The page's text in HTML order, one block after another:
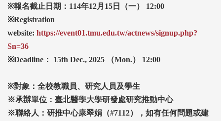
※報名截止日期：114年12月15 日（一） 12:00
※Registration
website: https://event01.tmu.edu.tw/actnews/signup.php?
Sn=36
※Deadline ： 15th Dec., 2025 （Mon.） 12:00
※對象：全校教職員、研究人員及學生
※承辦單位：臺北醫學大學研發處研究推動中心
※聯絡人：研推中心康翠娟（#7112），如有任何問題或建